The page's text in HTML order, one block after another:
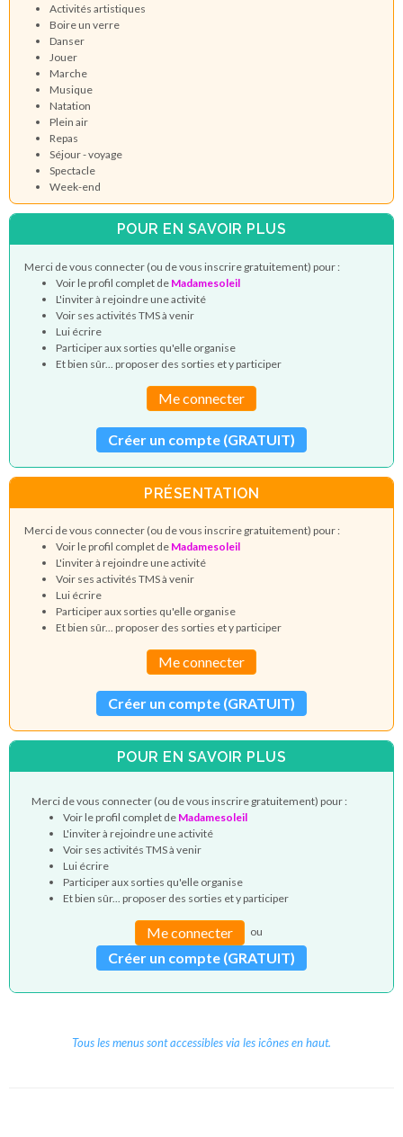
Activités artistiques
Boire un verre
Danser
Jouer
Marche
Musique
Natation
Plein air
Repas
Séjour - voyage
Spectacle
Week-end
POUR EN SAVOIR PLUS
Merci de vous connecter (ou de vous inscrire gratuitement) pour :
Voir le profil complet de Madamesoleil
L'inviter à rejoindre une activité
Voir ses activités TMS à venir
Lui écrire
Participer aux sorties qu'elle organise
Et bien sûr... proposer des sorties et y participer
Me connecter
Créer un compte (GRATUIT)
PRÉSENTATION
Merci de vous connecter (ou de vous inscrire gratuitement) pour :
Voir le profil complet de Madamesoleil
L'inviter à rejoindre une activité
Voir ses activités TMS à venir
Lui écrire
Participer aux sorties qu'elle organise
Et bien sûr... proposer des sorties et y participer
Me connecter
Créer un compte (GRATUIT)
POUR EN SAVOIR PLUS
Merci de vous connecter (ou de vous inscrire gratuitement) pour :
Voir le profil complet de Madamesoleil
L'inviter à rejoindre une activité
Voir ses activités TMS à venir
Lui écrire
Participer aux sorties qu'elle organise
Et bien sûr... proposer des sorties et y participer
Me connecter ou
Créer un compte (GRATUIT)
Tous les menus sont accessibles via les icônes en haut.